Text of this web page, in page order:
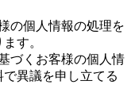
の個人情報の処理を
す。
づくお客様の個人情
異議を申し立てる